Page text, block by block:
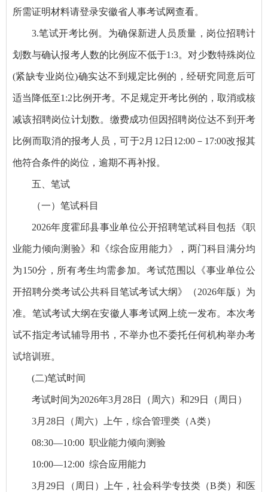
所需证明材料请登录安徽省人事考试网查看。
3.笔试开考比例。为确保新进人员质量，岗位招聘计
划数与确认报考人数的比例应不低于1:3。对少数特殊岗位
(紧缺专业岗位)确实达不到规定比例的，经研究同意后可
适当降低至1:2比例开考。不足规定开考比例的，取消或核
减该招聘岗位计划数。缴费成功但因招聘岗位达不到开考
比例而取消的报考人员，可于2月12日12:00－17:00改报其
他符合条件的岗位，逾期不再补报。
五、笔试
（一）笔试科目
2026年度霍邱县事业单位公开招聘笔试科目包括《职
业能力倾向测验》和《综合应用能力》，两门科目满分均
为150分，所有考生均需参加。考试范围以《事业单位公
开招聘分类考试公共科目笔试考试大纲》（2026年版）为
准。笔试考试大纲在安徽人事考试网上统一发布。本次考
试不指定考试辅导用书，不举办也不委托任何机构举办考
试培训班。
(二)笔试时间
考试时间为2026年3月28日（周六）和29日（周日）
3月28日（周六）上午，综合管理类（A类）
08:30—10:00 职业能力倾向测验
10:00—12:00 综合应用能力
3月29日（周日）上午，社会科学专技类（B类）和医